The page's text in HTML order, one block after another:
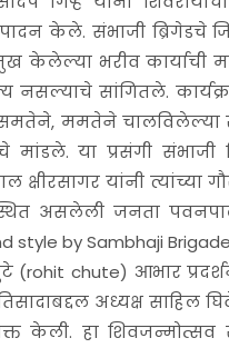
केले. संभाजी ब्रिगेडचे
केलेल्या भरीव कार्याची
सांगितले.
ममतेने चालविलेल्या
या प्रसंगी संभाजी
यांनी त्यांच्या
असलेली जनता पवनपाल
by Sambhaji
(rohit chute) आभार
अध्यक्ष साहिल
केली. हा शिवजन्मोत्सव